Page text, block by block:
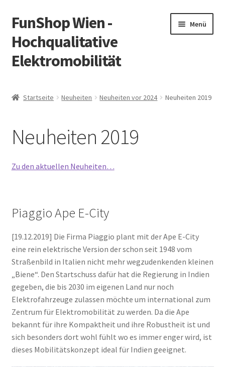
Zur
Navigation
springen
Zum
Inhalt
springen
FunShop Wien -
Hochqualitative
Elektromobilität
Menü
öffnen
Vorsicht Internetbetrug
Über FunShop
Zum Onlineshop in der Web Version
Startseite Neuheiten Neuheiten vor 2024 Neuheiten 2019
Neuheiten 2019
Zu den aktuellen Neuheiten…
Piaggio Ape E-City
[19.12.2019] Die Firma Piaggio plant mit der Ape E-City
eine rein elektrische Version der schon seit 1948 vom
Straßenbild in Italien nicht mehr wegzudenkenden kleinen
„Biene“. Den Startschuss dafür hat die Regierung in Indien
gegeben, die bis 2030 im eigenen Land nur noch
Elektrofahrzeuge zulassen möchte um international zum
Zentrum für Elektromobilität zu werden. Da die Ape
bekannt für ihre Kompaktheit und ihre Robustheit ist und
sich besonders dort wohl fühlt wo es immer enger wird, ist
dieses Mobilitätskonzept ideal für Indien geeignet.